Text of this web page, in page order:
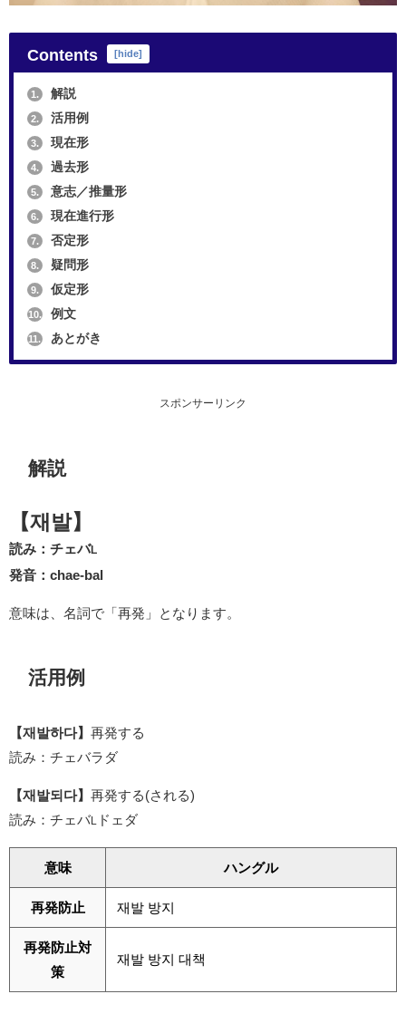
Contents [hide]
1. 解説
2. 活用例
3. 現在形
4. 過去形
5. 意志／推量形
6. 現在進行形
7. 否定形
8. 疑問形
9. 仮定形
10. 例文
11. あとがき
スポンサーリンク
解説
【재발】
読み：チェバL
発音：chae-bal
意味は、名詞で「再発」となります。
活用例
【재발하다】 再発する
読み：チェバラダ
【재발되다】 再発する(される)
読み：チェバ
ドェダ
意味 ハングル
再発防止 재발 방지
再発防止対
策
재발 방지 대책